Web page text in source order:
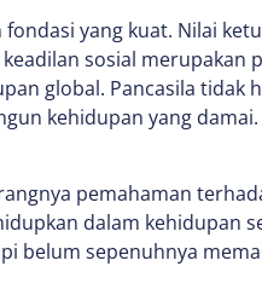
yang kuat. Nilai
sosial merupakan
global. Pancasila tidak
kehidupan yang damai.
pemahaman
dalam kehidupan
belum sepenuhnya